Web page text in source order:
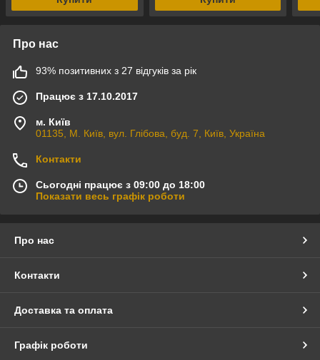
Про нас
93% позитивних з 27 відгуків за рік
Працює з 17.10.2017
м. Київ
01135, М. Київ, вул. Глібова, буд. 7, Київ, Україна
Контакти
Сьогодні працює з 09:00 до 18:00
Показати весь графік роботи
Про нас
Контакти
Доставка та оплата
Графік роботи